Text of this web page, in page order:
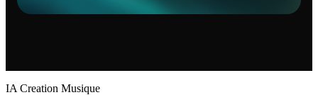
IA Creation Musique